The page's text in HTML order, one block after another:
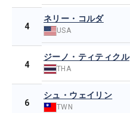
4
ネリー・コルダ
USA
4
ジーノ・ティティクル
THA
6
シュ・ウェイリン
TWN